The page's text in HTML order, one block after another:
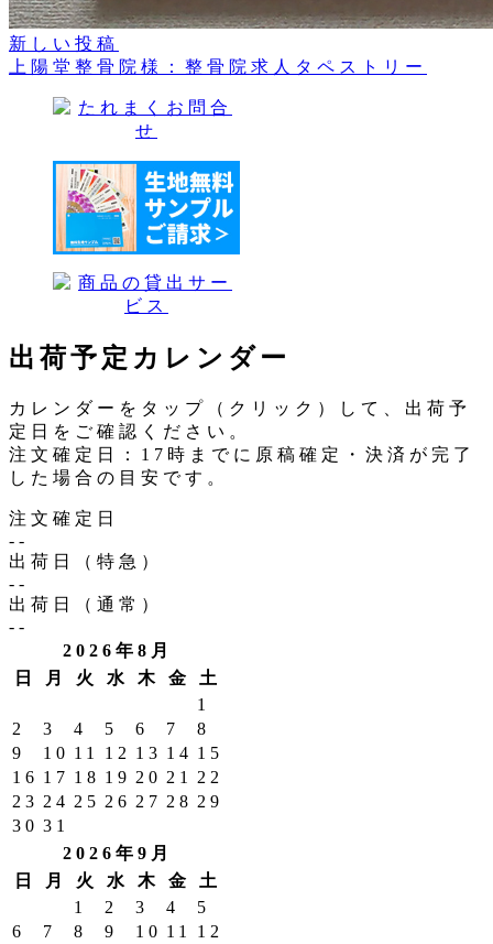
新しい投稿
上陽堂整骨院様：整骨院求人タペストリー
出荷予定カレンダー
カレンダーをタップ（クリック）して、出荷予
定日をご確認ください。
注文確定日：17時までに原稿確定・決済が完了
した場合の目安です。
注文確定日
--
出荷日（特急）
--
出荷日（通常）
--
2026年8月
日
月 火 水 木 金
土
1
2
3 4 5 6 7
8
9
10 11 12 13 14 15
16 17 18 19 20 21
22
23 24 25 26 27 28 29
30 31
2026年9月
日
月 火 水 木 金
土
1
2 3 4
5
6
7 8 9 10 11
12